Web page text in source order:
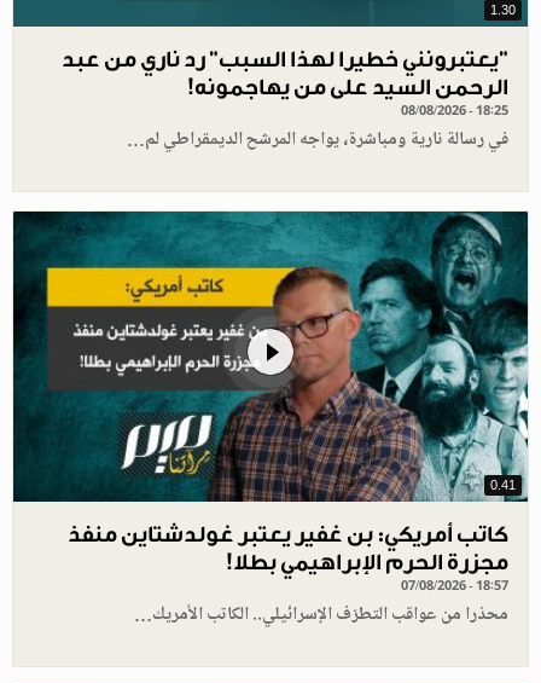
1.30
"يعتبرونني خطيرا لهذا السبب" رد ناري من عبد
الرحمن السيد على من يهاجمونه!
08/08/2026 - 18:25
في رسالة نارية ومباشرة، يواجه المرشح الديمقراطي لم…
0.41
كاتب أمريكي: بن غفير يعتبر غولدشتاين منفذ
مجزرة الحرم الإبراهيمي بطلا!
07/08/2026 - 18:57
محذرا من عواقب التطرّف الإسرائيلي.. الكاتب الأمريك…